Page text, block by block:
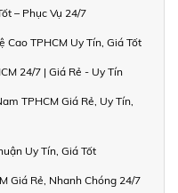
– Phục Vụ 24/7
Cao TPHCM Uy Tín, Giá Tốt
24/7 | Giá Rẻ - Uy Tín
TPHCM Giá Rẻ, Uy Tín,
Uy Tín, Giá Tốt
Giá Rẻ, Nhanh Chóng 24/7